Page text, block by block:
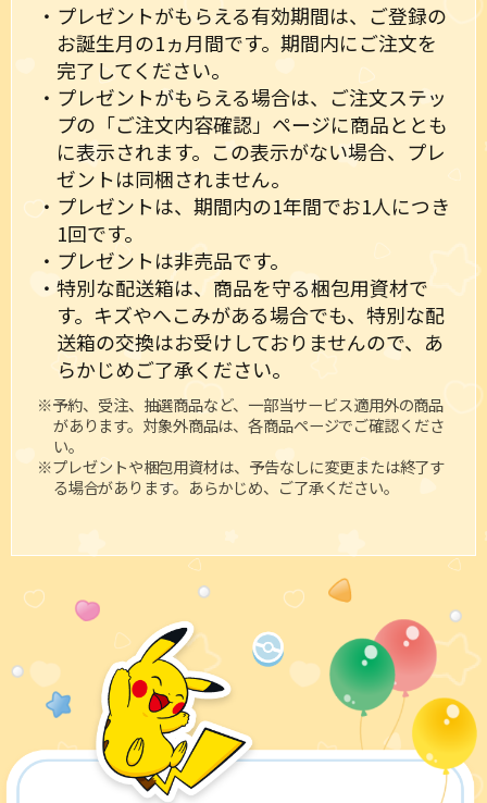
・プレゼントがもらえる有効期間は、ご登録の
お誕生月の1ヵ月間です。期間内にご注文を
完了してください。
・プレゼントがもらえる場合は、ご注文ステッ
プの「ご注文内容確認」ページに商品ととも
に表示されます。この表示がない場合、プレ
ゼントは同梱されません。
・プレゼントは、期間内の1年間でお1人につき
1回です。
・プレゼントは非売品です。
・特別な配送箱は、商品を守る梱包用資材で
す。キズやへこみがある場合でも、特別な配
送箱の交換はお受けしておりませんので、あ
らかじめご了承ください。
※予約、受注、抽選商品など、一部当サービス適用外の商品
があります。対象外商品は、各商品ページでご確認くださ
い。
※プレゼントや梱包用資材は、予告なしに変更または終了す
る場合があります。あらかじめ、ご了承ください。